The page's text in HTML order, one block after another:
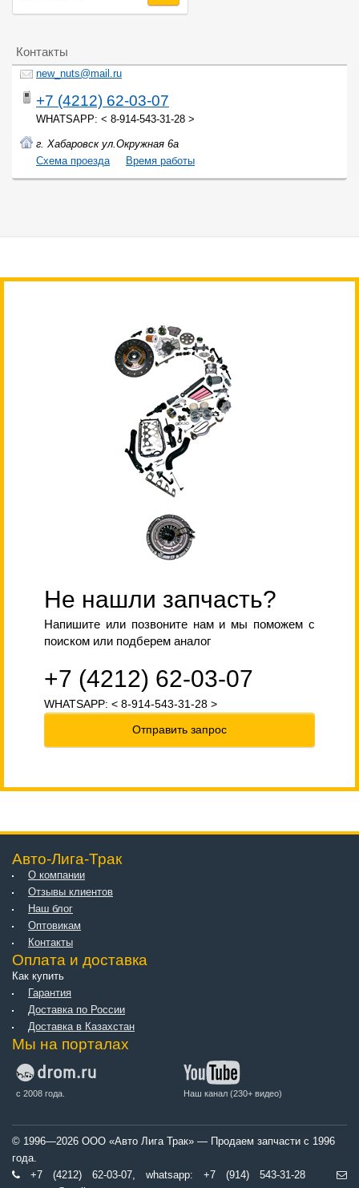
Контакты
new_nuts@mail.ru
+7 (4212) 62-03-07
WHATSAPP: < 8-914-543-31-28 >
г. Хабаровск ул.Окружная 6а
Cхема проезда
Время работы
Не нашли запчасть?
Напишите или позвоните нам и мы поможем с
поиском или подберем аналог
+7 (4212) 62-03-07
WHATSAPP: < 8-914-543-31-28 >
Отправить запрос
Авто-Лига-Трак
О компании
Отзывы клиентов
Наш блог
Оптовикам
Контакты
Оплата и доставка
Как купить
Гарантия
Доставка по России
Доставка в Казахстан
Мы на порталах
с 2008 года. Наш канал (230+ видео)
© 1996—2026 ООО «Авто Лига Трак» — Продаем запчасти с 1996
года.
+7 (4212) 62-03-07, whatsapp: +7 (914) 543-31-28